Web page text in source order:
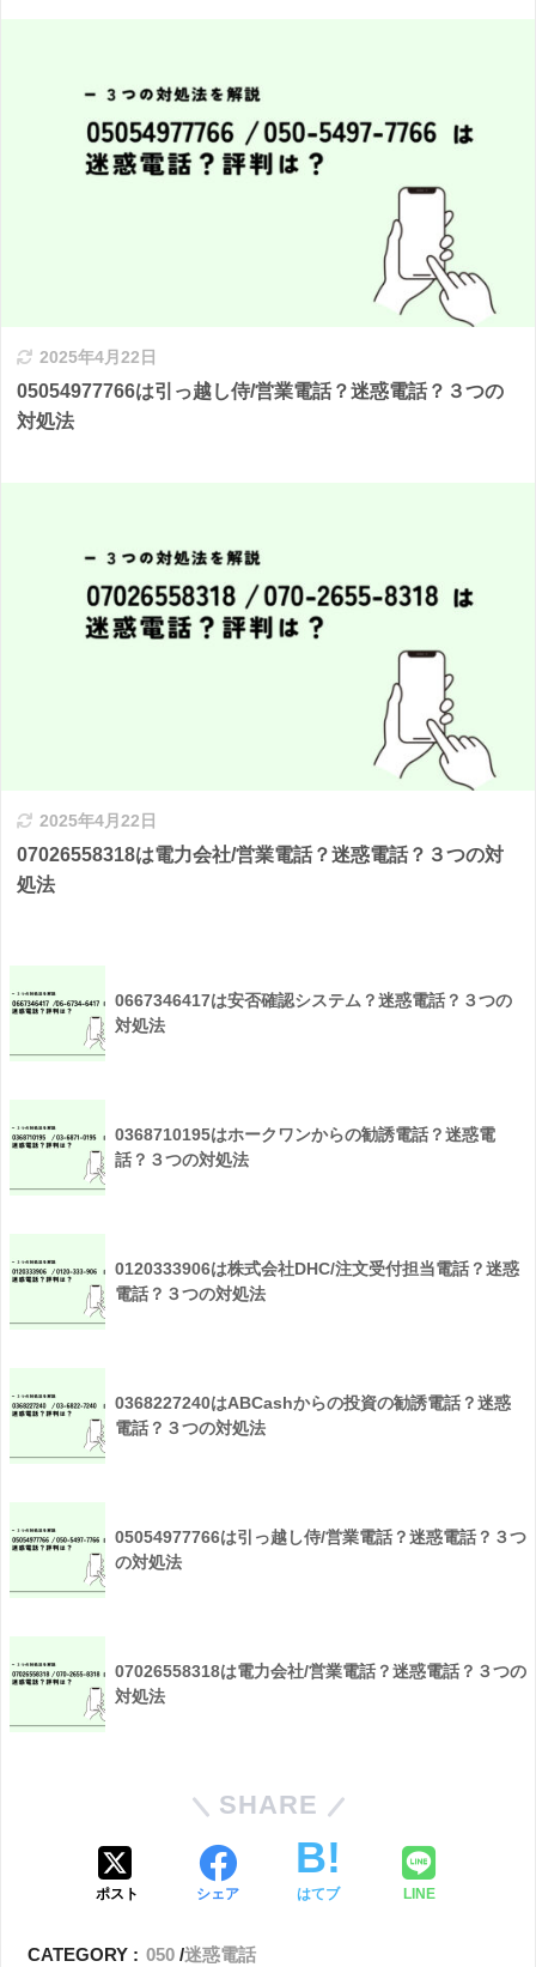
2025年4月22日
05054977766は引っ越し侍/営業電話？迷惑電話？３つの
対処法
2025年4月22日
07026558318は電力会社/営業電話？迷惑電話？３つの対
処法
0667346417は安否確認システム？迷惑電話？３つの
対処法
0368710195はホークワンからの勧誘電話？迷惑電
話？３つの対処法
0120333906は株式会社DHC/注文受付担当電話？迷惑
電話？３つの対処法
0368227240はABCashからの投資の勧誘電話？迷惑
電話？３つの対処法
05054977766は引っ越し侍/営業電話？迷惑電話？３つ
の対処法
07026558318は電力会社/営業電話？迷惑電話？３つの
対処法
SHARE
ポスト シェア はてブ LINE
CATEGORY : 050 迷惑電話